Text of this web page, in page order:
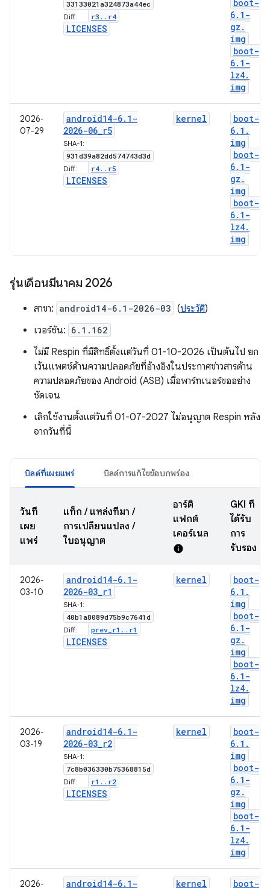
33133021a324873a44ec
Diff: r3 . . r4
LICENSES
boot-
6. 1-
gz .
img
boot-
6. 1-
lz4.
img
2026-
07-29
android14-6. 1-
2026-06_r5
SHA-1:
931d39a82dd574743d3d
Diff: r4. . r5
LICENSES
kernel
boot-
6. 1 .
img
boot-
6. 1-
gz .
img
boot-
6. 1-
lz4.
img
รุ่นเดือนมีนาคม 2026
สาขา: android14-6.1-2026-03 (ประวัติ)
เวอร์ชัน: 6.1.162
ไม่มี Respin ที่มีสิทธิ์ตั้งแต่วันที่ 01-10-2026 เป็นต้นไป ยก
เว้นแพตช์ด้านความปลอดภัยที่อ้างอิงในประกาศข่าวสารด้าน
ความปลอดภัยของ Android (ASB) เมื่อพาร์ทเนอร์ขออย่าง
ชัดเจน
เลิกใช้งานตั้งแต่วันที่ 01-07-2027 ไม่อนุญาต Respin หลัง
จากวันที่นี้
บิลด์ที่เผยแพร่ บิลด์การแก้ไขข้อบกพร่อง
วันที่
เผย
แพร่
แท็ก / แหล่งที่มา /
การเปลี่ยนแปลง /
ใบอนุญาต
อาร์ติ
แฟกต์
เคอร์เนล
info
GKI ที่
ได้รับ
การ
รับรอง
2026-
03-10
android14-6. 1-
2026-03_r1
SHA-1:
40b1a8089d75b9c7641d
Diff: prev r1 . . r1
LICENSES
kernel
boot-
6. 1 .
img
boot-
6. 1-
gz .
img
boot-
6. 1-
lz4.
img
2026-
03-19
android14-6. 1-
2026-03_r2
SHA-1:
7c8b036330b75368815d
Diff: r1 . . r2
LICENSES
kernel
boot-
6. 1 .
img
boot-
6. 1-
gz .
img
boot-
6. 1-
lz4.
img
2026- android14-6. 1- kernel boot-